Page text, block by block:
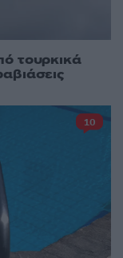
τουρκικά
10